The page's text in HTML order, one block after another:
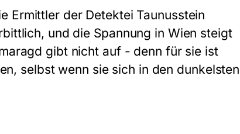
Ermittler der Detektei Taunusstein
und die Spannung in Wien steigt
gibt nicht auf - denn für sie ist
selbst wenn sie sich in den dunkelsten